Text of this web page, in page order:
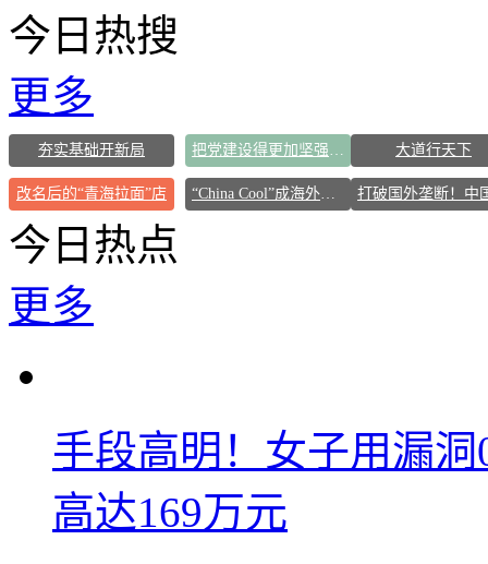
今日热搜
更多
夯实基础开新局 把党建设得更加坚强有力 大道行天下
改名后的“青海拉面”店 “China Cool”成海外热词
今日热点
更多
手段高明！女子用漏
高达169万元